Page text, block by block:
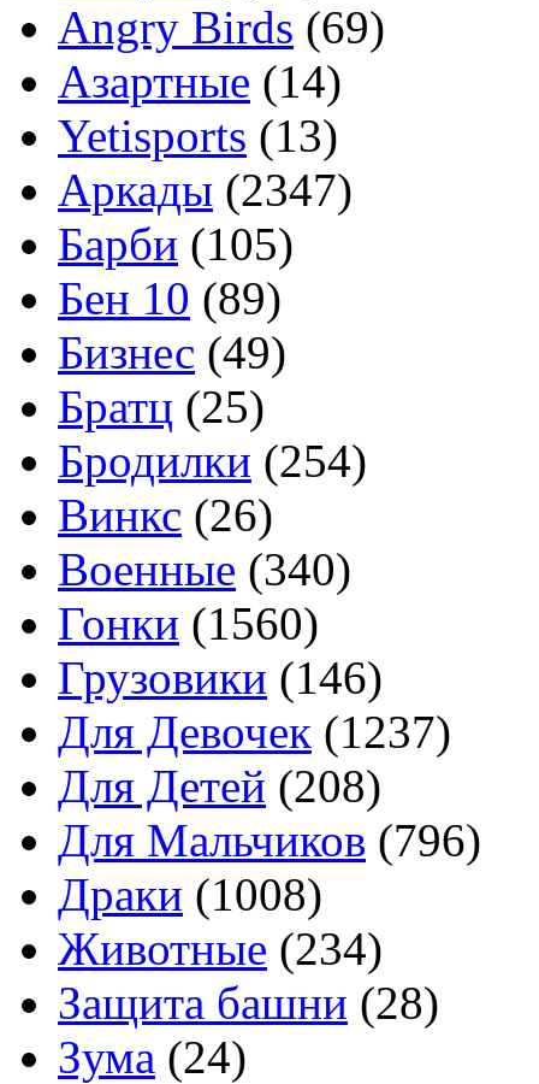
Angry Birds (69)
Азартные (14)
Yetisports (13)
Аркады (2347)
Барби (105)
Бен 10 (89)
Бизнес (49)
Братц (25)
Бродилки (254)
Винкс (26)
Военные (340)
Гонки (1560)
Грузовики (146)
Для Девочек (1237)
Для Детей (208)
Для Мальчиков (796)
Драки (1008)
Животные (234)
Защита башни (28)
Зума (24)